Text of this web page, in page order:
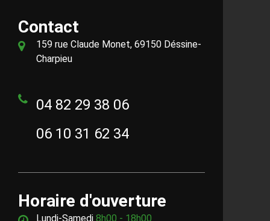
Contact
159 rue Claude Monet, 69150 Déssine-
Charpieu
04 82 29 38 06
06 10 31 62 34
Horaire d'ouverture
Lundi-Samedi 8h00 - 18h00